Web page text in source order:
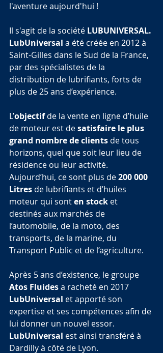
l'aventure aujourd'hui !
Il s'agit de la société LUBUNIVERSAL.
LubUniversal a été créée en 2012 à
Saint-Gilles dans le Sud de la France,
par des spécialistes de la
distribution de lubrifiants, forts de
plus de 25 ans d’expérience.
L’objectif de la vente en ligne d’huile
de moteur est de satisfaire le plus
grand nombre de clients de tous
horizons, quel que soit leur lieu de
résidence ou leur activité.
Aujourd’hui, ce sont plus de 200 000
Litres de lubrifiants et d’huiles
moteur qui sont en stock et
destinés aux marchés de
l’automobile, de la moto, des
transports, de la marine, du
Transport Public et de l’agriculture.
Après 5 ans d’existence, le groupe
Atos Fluides a racheté en 2017
LubUniversal et apporté son
expertise et ses compétences afin de
lui donner un nouvel essor.
LubUniversal est ainsi transféré à
Dardilly à côté de Lyon.